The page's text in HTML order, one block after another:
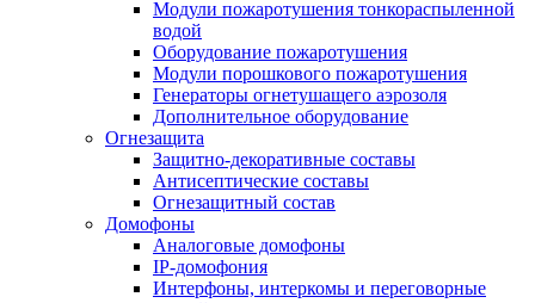
Модули пожаротушения тонкораспыленной
водой
Оборудование пожаротушения
Модули порошкового пожаротушения
Генераторы огнетушащего аэрозоля
Дополнительное оборудование
Огнезащита
Защитно-декоративные составы
Антисептические составы
Огнезащитный состав
Домофоны
Аналоговые домофоны
IP-домофония
Интерфоны, интеркомы и переговорные